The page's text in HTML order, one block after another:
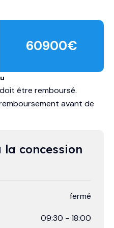
60900€
être remboursé.
avant de
la concession
fermé
09:30 - 18:00